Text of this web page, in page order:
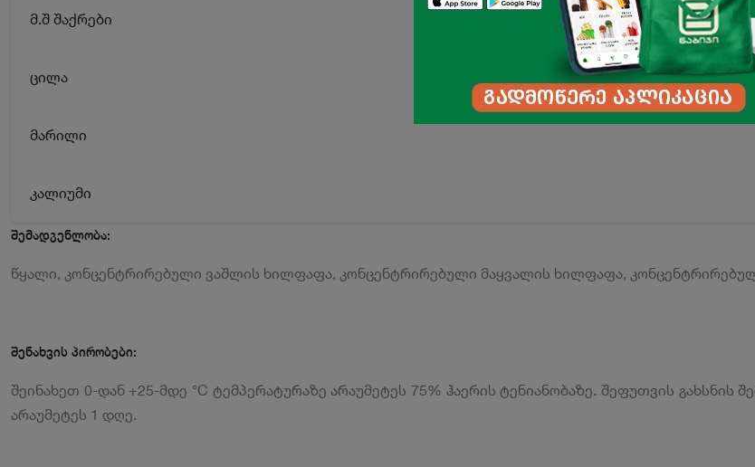
მ.შ შაქრები
ცილა
მარილი
კალიუმი
შემადგენლობა:
წყალი, კონცენტრირებული ვაშლის ხილფაფა, კონცენტრირებული მაყვალის ხილფაფა,
შენახვის პირობები:
შეინახეთ 0-დან +25-მდე °С ტემპერატურაზე არაუმეტეს 75% ჰაერის ტენიანობაზე. შეფუთვის
არაუმეტეს 1 დღე.